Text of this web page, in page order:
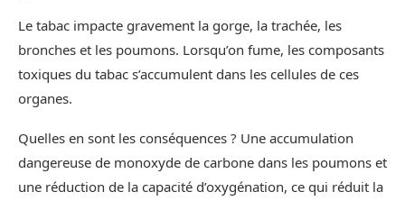
Le tabac impacte gravement la gorge, la trachée, les
bronches et les poumons. Lorsqu’on fume, les composants
toxiques du tabac s’accumulent dans les cellules de ces
organes.
Quelles en sont les conséquences ? Une accumulation
dangereuse de monoxyde de carbone dans les poumons et
une réduction de la capacité d’oxygénation, ce qui réduit la